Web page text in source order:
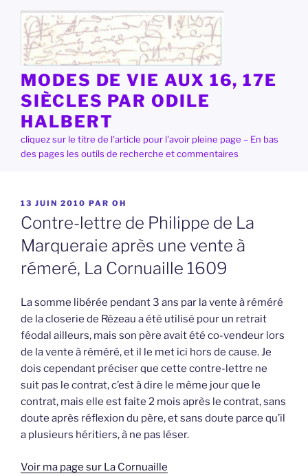
contenu
principal
MODES DE VIE AUX 16, 17E
SIÈCLES PAR ODILE
HALBERT
cliquez sur le titre de l'article pour l'avoir pleine page – En bas
des pages les outils de recherche et commentaires
PUBLIÉ
LE
13 JUIN 2010 PAR OH
Contre-lettre de Philippe de La
Marqueraie après une vente à
rémeré, La Cornuaille 1609
La somme libérée pendant 3 ans par la vente à réméré
de la closerie de Rézeau a été utilisé pour un retrait
féodal ailleurs, mais son père avait été co-vendeur lors
de la vente à réméré, et il le met ici hors de cause. Je
dois cependant préciser que cette contre-lettre ne
suit pas le contrat, c’est à dire le même jour que le
contrat, mais elle est faite 2 mois après le contrat, sans
doute après réflexion du père, et sans doute parce qu’il
a plusieurs héritiers, à ne pas léser.
Voir ma page sur La Cornuaille